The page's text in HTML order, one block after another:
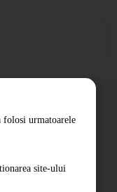
folosi urmatoarele
site-ului